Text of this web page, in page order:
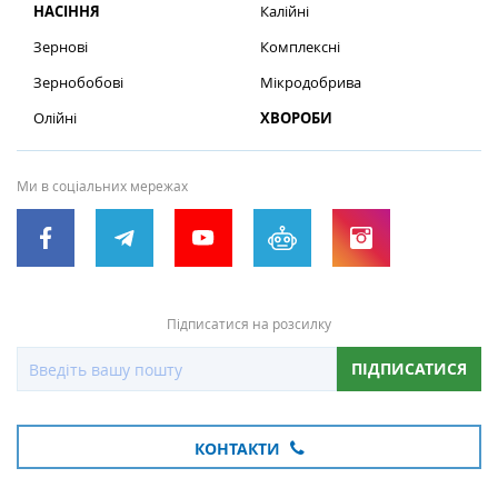
НАСІННЯ
Зернові
Зернобобові
Олійні
Калійні
Комплексні
Мікродобрива
ХВОРОБИ
Ми в соціальних мережах
Підписатися на розсилку
ПІДПИСАТИСЯ
КОНТАКТИ